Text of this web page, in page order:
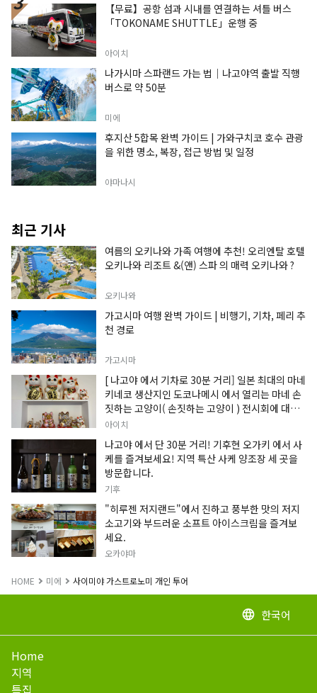
【무료】공항 섬과 시내를 연결하는 셔틀 버스
「TOKONAME SHUTTLE」운행 중
아이치
나가시마 스파랜드 가는 법｜나고야역 출발 직행
버스로 약 50분
미에
후지산 5합목 완벽 가이드 | 가와구치코 호수 관광
을 위한 명소, 복장, 접근 방법 및 일정
야마나시
최근 기사
여름의 오키나와 가족 여행에 추천! 오리엔탈 호텔
오키나와 리조트 &(앤) 스파 의 매력 오키나와 ?
오키나와
가고시마 여행 완벽 가이드 | 비행기, 기차, 페리 추
천 경로
가고시마
[ 나고야 에서 기차로 30분 거리] 일본 최대의 마네
키네코 생산지인 도코나메시 에서 열리는 마네 손
짓하는 고양이( 손짓하는 고양이 ) 전시회에 대한
정보입니다.
아이치
나고야 에서 단 30분 거리! 기후현 오가키 에서 사
케를 즐겨보세요! 지역 특산 사케 양조장 세 곳을
방문합니다.
기후
"히루젠 저지랜드"에서 진하고 풍부한 맛의 저지
소고기와 부드러운 소프트 아이스크림을 즐겨보
세요.
오카야마
HOME 미에 사이미야 가스트로노미 개인 투어
language 한국어
Home
지역
특집